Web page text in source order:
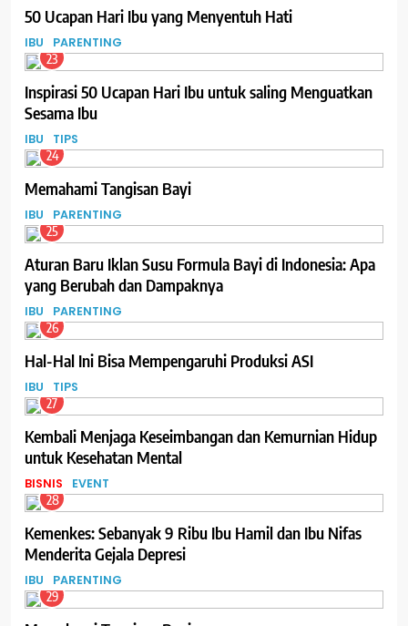
50 Ucapan Hari Ibu yang Menyentuh Hati
IBU PARENTING
23
Inspirasi 50 Ucapan Hari Ibu untuk saling Menguatkan
Sesama Ibu
IBU TIPS
24
Memahami Tangisan Bayi
IBU PARENTING
25
Aturan Baru Iklan Susu Formula Bayi di Indonesia: Apa
yang Berubah dan Dampaknya
IBU PARENTING
26
Hal-Hal Ini Bisa Mempengaruhi Produksi ASI
IBU TIPS
27
Kembali Menjaga Keseimbangan dan Kemurnian Hidup
untuk Kesehatan Mental
BISNIS EVENT
28
Kemenkes: Sebanyak 9 Ribu Ibu Hamil dan Ibu Nifas
Menderita Gejala Depresi
IBU PARENTING
29